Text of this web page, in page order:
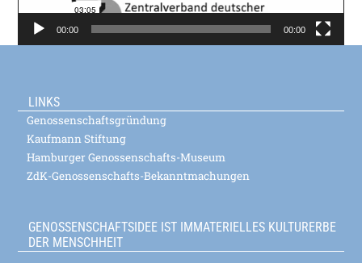
00:00 00:00
LINKS
Genossenschaftsgründung
Kaufmann Stiftung
Hamburger Genossenschafts-Museum
ZdK-Genossenschafts-Bekanntmachungen
GENOSSENSCHAFTSIDEE IST IMMATERIELLES KULTURERBE
DER MENSCHHEIT